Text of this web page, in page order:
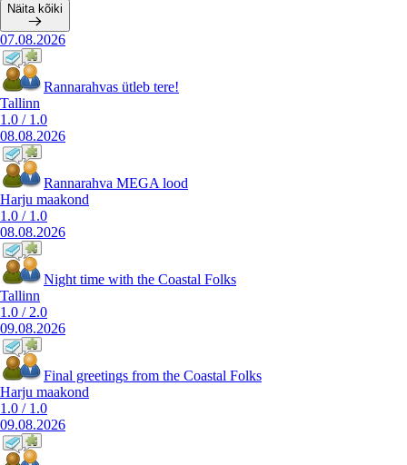
Näita kõiki
07.08.2026
Rannarahvas ütleb tere!
Tallinn
1.0 / 1.0
08.08.2026
Rannarahva MEGA lood
Harju maakond
1.0 / 1.0
08.08.2026
Night time with the Coastal Folks
Tallinn
1.0 / 2.0
09.08.2026
Final greetings from the Coastal Folks
Harju maakond
1.0 / 1.0
09.08.2026